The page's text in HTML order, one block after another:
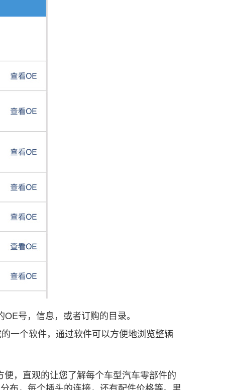
号，信息，或者订购的目录。
一个软件，通过软件可以方便地浏览整辆
，直观的让您了解每个车型汽车零部件的